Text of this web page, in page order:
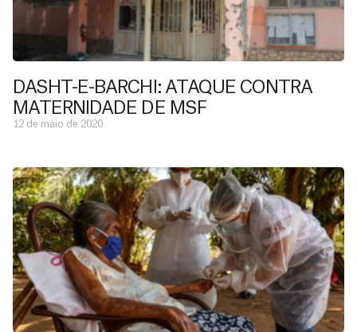
DASHT-E-BARCHI: ATAQUE CONTRA
MATERNIDADE DE MSF
12 de maio de 2020